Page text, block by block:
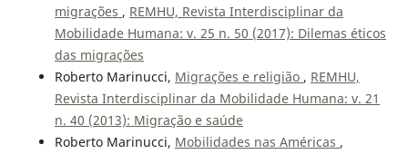
migrações , REMHU, Revista Interdisciplinar da
Mobilidade Humana: v. 25 n. 50 (2017): Dilemas éticos
das migrações
Roberto Marinucci, Migrações e religião , REMHU,
Revista Interdisciplinar da Mobilidade Humana: v. 21
n. 40 (2013): Migração e saúde
Roberto Marinucci, Mobilidades nas Américas ,